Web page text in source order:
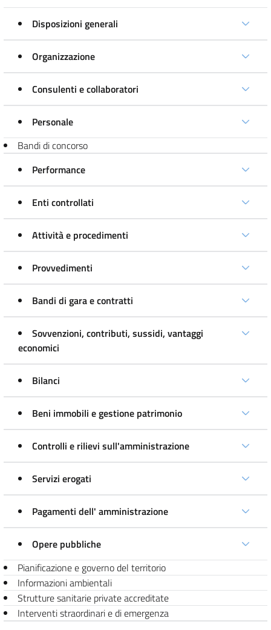
Disposizioni generali
Organizzazione
Consulenti e collaboratori
Personale
Bandi di concorso
Performance
Enti controllati
Attività e procedimenti
Provvedimenti
Bandi di gara e contratti
Sovvenzioni, contributi, sussidi, vantaggi
economici
Bilanci
Beni immobili e gestione patrimonio
Controlli e rilievi sull'amministrazione
Servizi erogati
Pagamenti dell' amministrazione
Opere pubbliche
Pianificazione e governo del territorio
Informazioni ambientali
Strutture sanitarie private accreditate
Interventi straordinari e di emergenza